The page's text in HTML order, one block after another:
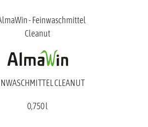
CLEANUT
0,750 l